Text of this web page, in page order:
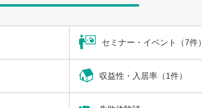
セミナー・イベント（7件）
収益性・入居率（1件）